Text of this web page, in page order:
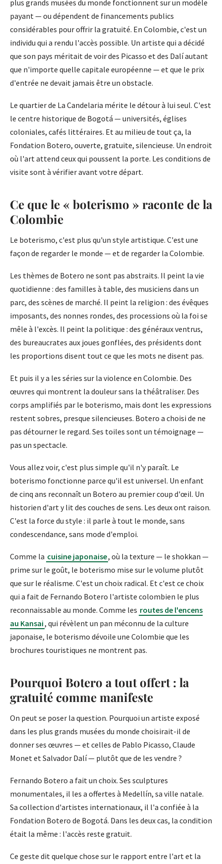
plus grands musées du monde fonctionnent sur un modèle
payant — ou dépendent de financements publics
considérables pour offrir la gratuité. En Colombie, c'est un
individu qui a rendu l'accès possible. Un artiste qui a décidé
que son pays méritait de voir des Picasso et des Dalí autant
que n'importe quelle capitale européenne — et que le prix
d'entrée ne devait jamais être un obstacle.
Le quartier de La Candelaria mérite le détour à lui seul. C'est
le centre historique de Bogotá — universités, églises
coloniales, cafés littéraires. Et au milieu de tout ça, la
Fondation Botero, ouverte, gratuite, silencieuse. Un endroit
où l'art attend ceux qui poussent la porte. Les conditions de
visite sont à vérifier avant votre départ.
Ce que le « boterismo » raconte de la
Colombie
Le boterismo, c'est plus qu'un style artistique. C'est une
façon de regarder le monde — et de regarder la Colombie.
Les thèmes de Botero ne sont pas abstraits. Il peint la vie
quotidienne : des familles à table, des musiciens dans un
parc, des scènes de marché. Il peint la religion : des évêques
imposants, des nonnes rondes, des processions où la foi se
mêle à l'excès. Il peint la politique : des généraux ventrus,
des bureaucrates aux joues gonflées, des présidents dont
les proportions disent tout ce que les mots ne disent pas.
Et puis il y a les séries sur la violence en Colombie. Des
œuvres qui montrent la douleur sans la théâtraliser. Des
corps amplifiés par le boterismo, mais dont les expressions
restent sobres, presque silencieuses. Botero a choisi de ne
pas détourner le regard. Ses toiles sont un témoignage —
pas un spectacle.
Vous allez voir, c'est plus simple qu'il n'y paraît. Le
boterismo fonctionne parce qu'il est universel. Un enfant
de cinq ans reconnaît un Botero au premier coup d'œil. Un
historien d'art y lit des couches de sens. Les deux ont raison.
C'est la force du style : il parle à tout le monde, sans
condescendance, sans mode d'emploi.
Comme la cuisine japonaise, où la texture — le shokkan —
prime sur le goût, le boterismo mise sur le volume plutôt
que sur le réalisme. C'est un choix radical. Et c'est ce choix
qui a fait de Fernando Botero l'artiste colombien le plus
reconnaissable au monde. Comme les routes de l'encens
au Kansai, qui révèlent un pan méconnu de la culture
japonaise, le boterismo dévoile une Colombie que les
brochures touristiques ne montrent pas.
Pourquoi Botero a tout offert : la
gratuité comme manifeste
On peut se poser la question. Pourquoi un artiste exposé
dans les plus grands musées du monde choisirait-il de
donner ses œuvres — et celles de Pablo Picasso, Claude
Monet et Salvador Dalí — plutôt que de les vendre ?
Fernando Botero a fait un choix. Ses sculptures
monumentales, il les a offertes à Medellín, sa ville natale.
Sa collection d'artistes internationaux, il l'a confiée à la
Fondation Botero de Bogotá. Dans les deux cas, la condition
était la même : l'accès reste gratuit.
Ce geste dit quelque chose sur le rapport entre l'art et la